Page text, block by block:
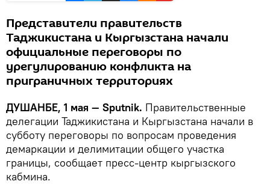
Представители правительств
Таджикистана и Кыргызстана начали
официальные переговоры по
урегулированию конфликта на
приграничных территориях
ДУШАНБЕ, 1 мая — Sputnik. Правительственные
делегации Таджикистана и Кыргызстана начали в
субботу переговоры по вопросам проведения
демаркации и делимитации общего участка
границы, сообщает пресс-центр кыргызского
кабмина.